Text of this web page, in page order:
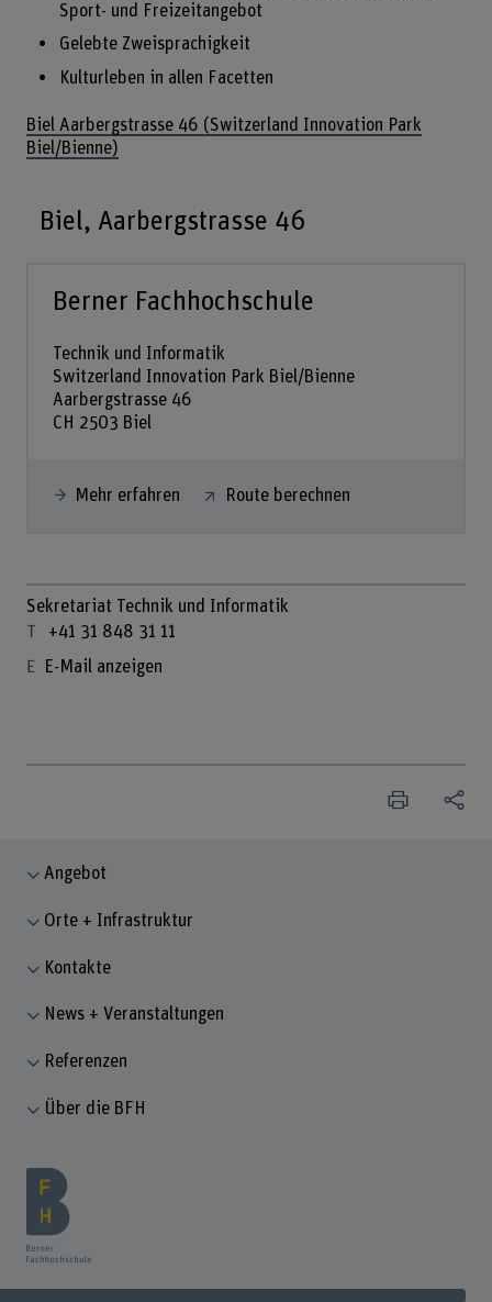
Sport- und Freizeitangebot
Gelebte Zweisprachigkeit
Kulturleben in allen Facetten
Biel Aarbergstrasse 46 (Switzerland Innovation Park
Biel/Bienne)
Biel, Aarbergstrasse 46
Berner Fachhochschule
Technik und Informatik
Switzerland Innovation Park Biel/Bienne
Aarbergstrasse 46
CH 2503 Biel
Mehr erfahren Route berechnen
Sekretariat Technik und Informatik
+41 31 848 31 11
E-Mail anzeigen
Angebot
Orte + Infrastruktur
Kontakte
News + Veranstaltungen
Referenzen
Über die BFH